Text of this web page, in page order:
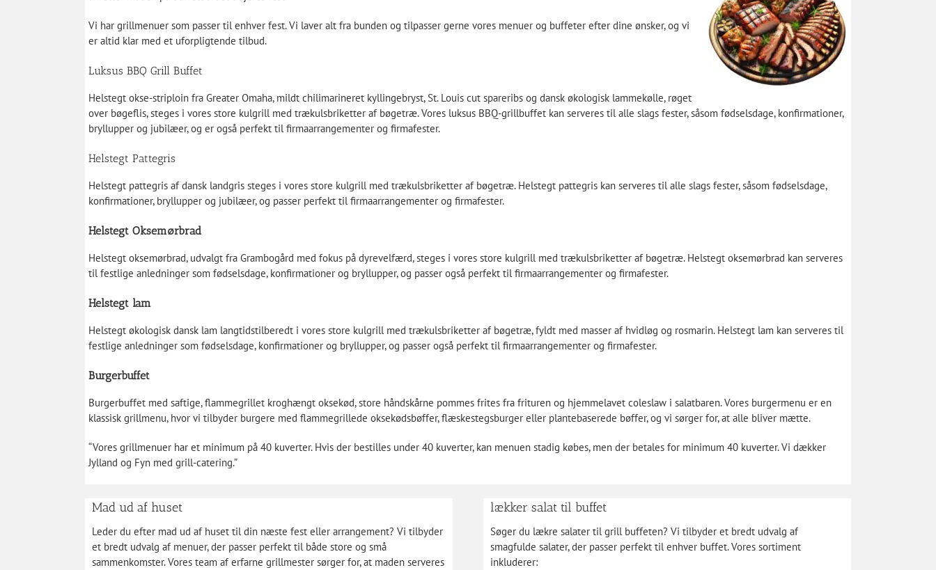
Vi har grillmenuer som passer til enhver fest. Vi laver alt fra bunden og tilpasser gerne vores menuer og buffeter efter dine ønsker, og vi
er altid klar med et uforpligtende tilbud.
Luksus BBQ Grill Buffet
Helstegt okse-striploin fra Greater Omaha, mildt chilimarineret kyllingebryst, St. Louis cut spareribs og dansk økologisk lammekølle, røget
over bøgeflis, steges i vores store kulgrill med trækulsbriketter af bøgetræ. Vores luksus BBQ-grillbuffet kan serveres til alle slags fester, såsom fødselsdage, konfirmationer,
bryllupper og jubilæer, og er også perfekt til firmaarrangementer og firmafester.
Helstegt Pattegris
Helstegt pattegris af dansk landgris steges i vores store kulgrill med trækulsbriketter af bøgetræ. Helstegt pattegris kan serveres til alle slags fester, såsom fødselsdage,
konfirmationer, bryllupper og jubilæer, og passer perfekt til firmaarrangementer og firmafester.
Helstegt Oksemørbrad
Helstegt oksemørbrad, udvalgt fra Grambogård med fokus på dyrevelfærd, steges i vores store kulgrill med trækulsbriketter af bøgetræ. Helstegt oksemørbrad kan serveres
til festlige anledninger som fødselsdage, konfirmationer og bryllupper, og passer også perfekt til firmaarrangementer og firmafester.
Helstegt lam
Helstegt økologisk dansk lam langtidstilberedt i vores store kulgrill med trækulsbriketter af bøgetræ, fyldt med masser af hvidløg og rosmarin. Helstegt lam kan serveres til
festlige anledninger som fødselsdage, konfirmationer og bryllupper, og passer også perfekt til firmaarrangementer og firmafester.
Burgerbuffet
Burgerbuffet med saftige, flammegrillet kroghængt oksekød, store håndskårne pommes frites fra frituren og hjemmelavet coleslaw i salatbaren. Vores burgermenu er en
klassisk grillmenu, hvor vi tilbyder burgere med flammegrillede oksekødsbøffer, flæskestegsburger eller plantebaserede bøffer, og vi sørger for, at alle bliver mætte.
“Vores grillmenuer har et minimum på 40 kuverter. Hvis der bestilles under 40 kuverter, kan menuen stadig købes, men der betales for minimum 40 kuverter. Vi dækker
Jylland og Fyn med grill-catering.”
Mad ud af huset
Leder du efter mad ud af huset til din næste fest eller arrangement? Vi tilbyder
et bredt udvalg af menuer, der passer perfekt til både store og små
sammenkomster. Vores team af erfarne grillmester sørger for, at maden serveres
lækker salat til buffet
Søger du lækre salater til grill buffeten? Vi tilbyder et bredt udvalg af
smagfulde salater, der passer perfekt til enhver buffet. Vores sortiment
inkluderer: